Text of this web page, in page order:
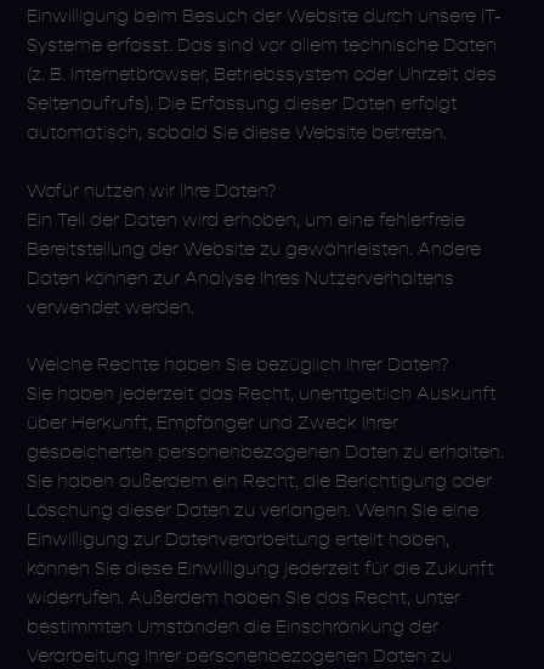
Einwilligung beim Besuch der Website durch unsere IT-
Systeme erfasst. Das sind vor allem technische Daten
(z. B. Internetbrowser, Betriebssystem oder Uhrzeit des
Seitenaufrufs). Die Erfassung dieser Daten erfolgt
automatisch, sobald Sie diese Website betreten.
Wofür nutzen wir Ihre Daten?
Ein Teil der Daten wird erhoben, um eine fehlerfreie
Bereitstellung der Website zu gewährleisten. Andere
Daten können zur Analyse Ihres Nutzerverhaltens
verwendet werden.
Welche Rechte haben Sie bezüglich Ihrer Daten?
Sie haben jederzeit das Recht, unentgeltlich Auskunft
über Herkunft, Empfänger und Zweck Ihrer
gespeicherten personenbezogenen Daten zu erhalten.
Sie haben außerdem ein Recht, die Berichtigung oder
Löschung dieser Daten zu verlangen. Wenn Sie eine
Einwilligung zur Datenverarbeitung erteilt haben,
können Sie diese Einwilligung jederzeit für die Zukunft
widerrufen. Außerdem haben Sie das Recht, unter
bestimmten Umständen die Einschränkung der
Verarbeitung Ihrer personenbezogenen Daten zu